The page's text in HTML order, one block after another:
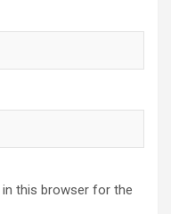
in this browser for the